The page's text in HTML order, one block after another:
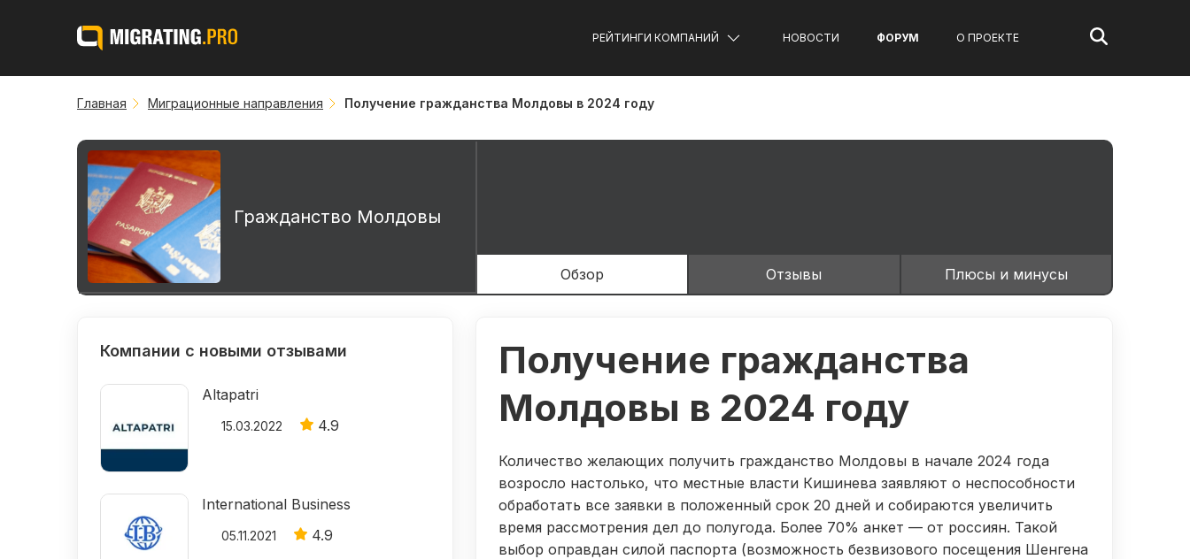
РЕЙТИНГИ КОМПАНИЙ НОВОСТИ ФОРУМ О ПРОЕКТЕ Поиск:
Главная Миграционные направления Получение гражданства Молдовы в 2024 году
Гражданство Молдовы
Обзор Отзывы Плюсы и минусы
Компании с новыми отзывами
Altapatri
15.03.2022 4.9
International Business
05.11.2021 4.9
Получение гражданства
Молдовы в 2024 году
Количество желающих получить гражданство Молдовы в начале 2024 года
возросло настолько, что местные власти Кишинева заявляют о неспособности
обработать все заявки в положенный срок 20 дней и собираются увеличить
время рассмотрения дел до полугода. Более 70% анкет — от россиян. Такой
выбор оправдан силой паспорта (возможность безвизового посещения Шенгена